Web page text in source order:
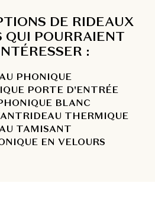
DE RIDEAUX
QUI POURRAIENT
:
PHONIQUE
PORTE D'ENTRÉE
BLANC
RIDEAU THERMIQUE
TAMISANT
EN VELOURS